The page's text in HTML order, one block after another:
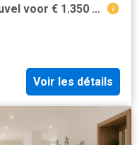
Woning te huur in Scherpenheuvel voor € 1.350 met 4 slaapkamers
Voir les détails